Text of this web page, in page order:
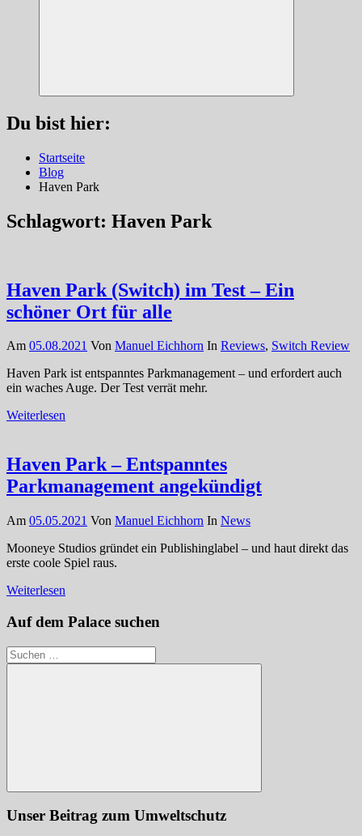
Suchen
Du bist hier:
Startseite
Blog
Haven Park
Schlagwort: Haven Park
Haven Park (Switch) im Test – Ein
schöner Ort für alle
Am 05.08.2021 Von Manuel Eichhorn In Reviews, Switch Review
Haven Park ist entspanntes Parkmanagement – und erfordert auch
ein waches Auge. Der Test verrät mehr.
Weiterlesen
Haven Park – Entspanntes
Parkmanagement angekündigt
Am 05.05.2021 Von Manuel Eichhorn In News
Mooneye Studios gründet ein Publishinglabel – und haut direkt das
erste coole Spiel raus.
Weiterlesen
Auf dem Palace suchen
Suchen
nach:
Suchen
Unser Beitrag zum Umweltschutz